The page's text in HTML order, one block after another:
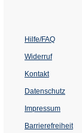
Hilfe/FAQ
Widerruf
Kontakt
Datenschutz
Impressum
Barrierefreiheit